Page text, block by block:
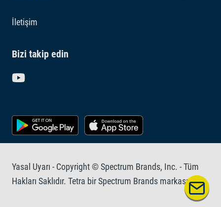
İletişim
Bizi takip edin
Yasal Uyarı - Copyright © Spectrum Brands, Inc. - Tüm
Hakları Saklıdır. Tetra bir Spectrum Brands markasıdır.